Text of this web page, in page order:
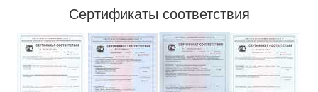
Сертификаты соответствия